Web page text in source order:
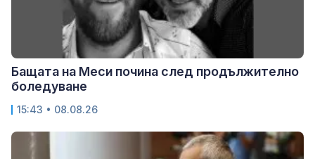
Бащата на Меси почина след продължително
боледуване
15:43 • 08.08.26